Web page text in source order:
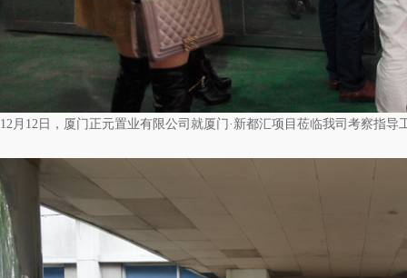
12月12日，厦门正元置业有限公司就厦门·新都汇项目莅临我司考察指导